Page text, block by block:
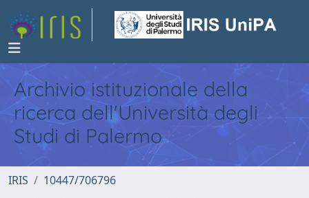
Archivio istituzionale della
ricerca dell'Università degli
Studi di Palermo
IRIS 10447/706796